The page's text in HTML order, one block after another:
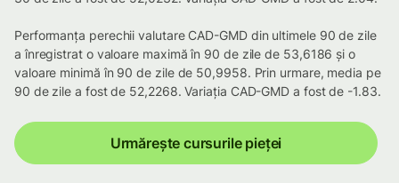
Performanța perechii valutare CAD-GMD din ultimele 90 de zile
a înregistrat o valoare maximă în 90 de zile de 53,6186 și o
valoare minimă în 90 de zile de 50,9958. Prin urmare, media pe
90 de zile a fost de 52,2268. Variația CAD-GMD a fost de -1.83.
Urmărește cursurile pieței